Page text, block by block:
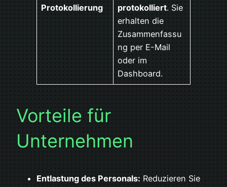
Protokollierung
protokolliert. Sie
erhalten die
Zusammenfassu
ng per E-Mail
oder im
Dashboard.
Vorteile für
Unternehmen
Entlastung des Personals: Reduzieren Sie